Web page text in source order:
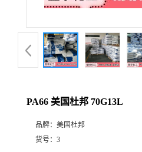
PA66 美国杜邦 70G13L
品牌： 美国杜邦
货号： 3